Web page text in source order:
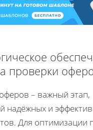
проверки
– важный этап,
надёжных и
Для оптимизации